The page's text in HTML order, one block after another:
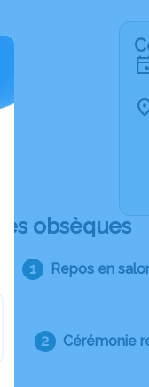
obsèques
Repos en
Cérémonie